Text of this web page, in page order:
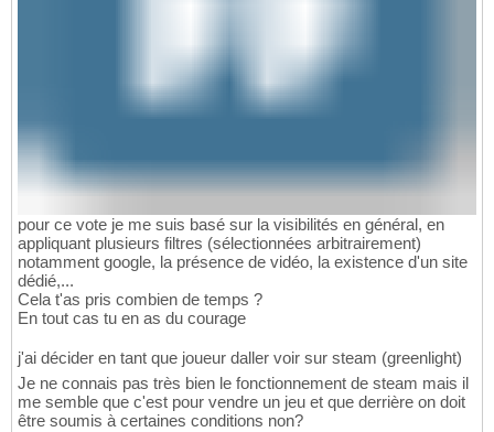
pour ce vote je me suis basé sur la visibilités en général, en
appliquant plusieurs filtres (sélectionnées arbitrairement)
notamment google, la présence de vidéo, la existence d'un site
dédié,...
Cela t'as pris combien de temps ?
En tout cas tu en as du courage
j'ai décider en tant que joueur daller voir sur steam (greenlight)
Je ne connais pas très bien le fonctionnement de steam mais il
me semble que c'est pour vendre un jeu et que derrière on doit
être soumis à certaines conditions non?